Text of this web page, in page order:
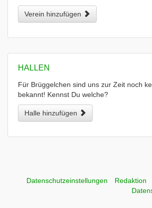
Verein hinzufügen
HALLEN
Für Brüggelchen sind uns zur Zeit noch
bekannt! Kennst Du welche?
Halle hinzufügen
Datenschutzeinstellungen Redaktion